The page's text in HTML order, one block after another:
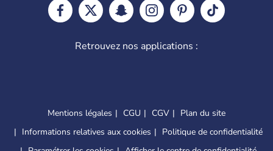
Retrouvez nos applications :
Mentions légales CGU CGV
Plan du site
Informations relatives aux cookies
Politique de confidentialité